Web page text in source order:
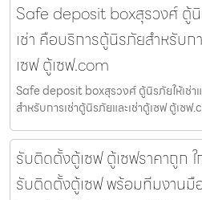
Safe deposit boxสุรวงศ์ ตู้นิ
เช่า คือบริการตู้นิรภัยสำหรับก
เซฟ ตู้เซฟ.com
Safe deposit boxสุรวงศ์ ตู้นิรภัยให้เช่า
สำหรับการเช่าตู้นิรภัยและเช่าตู้เซฟ ตู้เซฟ
รับติดตั้งตู้เซฟ ตู้เซฟราคาถูก
รับติดตั้งตู้เซฟ พร้อมทีมงานมื